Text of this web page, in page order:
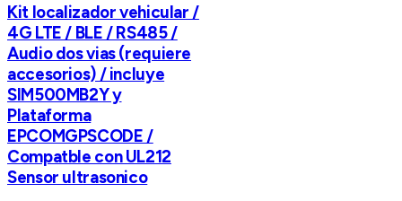
Kit localizador vehicular /
4G LTE / BLE / RS485 /
Audio dos vias (requiere
accesorios) / incluye
SIM500MB2Y y
Plataforma
EPCOMGPSCODE /
Compatble con UL212
Sensor ultrasonico